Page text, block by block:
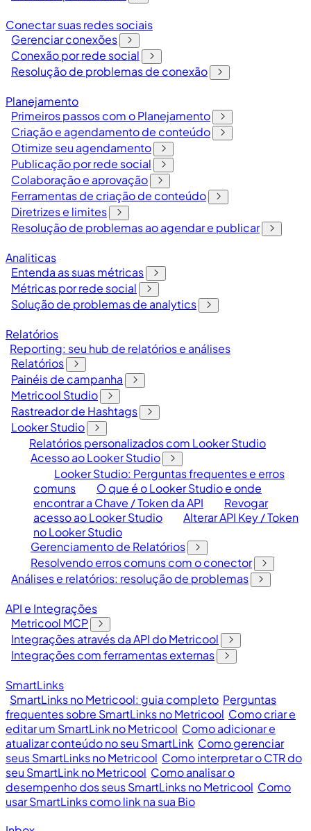
Conectar suas redes sociais
Gerenciar conexões
Conexão por rede social
Resolução de problemas de conexão
Planejamento
Primeiros passos com o Planejamento
Criação e agendamento de conteúdo
Otimize seu agendamento
Publicação por rede social
Colaboração e aprovação
Ferramentas de criação de conteúdo
Diretrizes e limites
Resolução de problemas ao agendar e publicar
Analiticas
Entenda as suas métricas
Métricas por rede social
Solução de problemas de analytics
Relatórios
Reporting: seu hub de relatórios e análises
Relatórios
Painéis de campanha
Metricool Studio
Rastreador de Hashtags
Looker Studio
Relatórios personalizados com Looker Studio
Acesso ao Looker Studio
Looker Studio: Perguntas frequentes e erros
comuns
O que é o Looker Studio e onde
encontrar a Chave / Token da API
Revogar
acesso ao Looker Studio
Alterar API Key / Token
no Looker Studio
Gerenciamento de Relatórios
Resolvendo erros comuns com o conector
Análises e relatórios: resolução de problemas
API e Integrações
Metricool MCP
Integrações através da API do Metricool
Integrações com ferramentas externas
SmartLinks
SmartLinks no Metricool: guia completo Perguntas
frequentes sobre SmartLinks no Metricool Como criar e
editar um SmartLink no Metricool Como adicionar e
atualizar conteúdo no seu SmartLink Como gerenciar
seus SmartLinks no Metricool Como interpretar o CTR do
seu SmartLink no Metricool Como analisar o
desempenho dos seus SmartLinks no Metricool Como
usar SmartLinks como link na sua Bio